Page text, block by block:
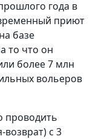
года в
приют
базе
то что он
более 7 млн
вольеров
проводить
с 3